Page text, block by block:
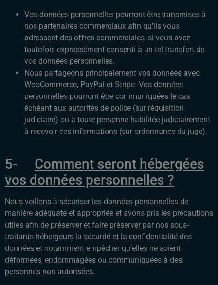
Vos données personnelles pourront être transmises à
nos partenaires commerciaux afin qu’ils vous
adressent des offres commerciales, si vous avez
toutefois expressément consenti à un tel transfert de
vos données personnelles.
Nous partageons principalement vos données avec
WooCommerce, PayPal et Stripe. Vos données
personnelles pourront être communiquées le cas
échéant aux autorités de police (sur réquisition
judiciaire) ou à toute personne habilitée judiciairement
à recevoir ces informations (sur ordonnance du juge).
5- Comment seront hébergées
vos données personnelles ?
Nous veillons à sécuriser les données personnelles de
manière adéquate et appropriée et avons pris les précautions
utiles afin de préserver et faire préserver par nos sous-
traitants hébergeurs la sécurité et la confidentialité des
données et notamment empêcher qu’elles ne soient
déformées, endommagées ou communiquées à des
personnes non autorisées.